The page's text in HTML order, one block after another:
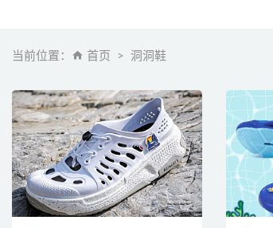
当前位置： 首页 洞洞鞋